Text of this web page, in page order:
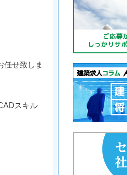
任せ致しま
スキル